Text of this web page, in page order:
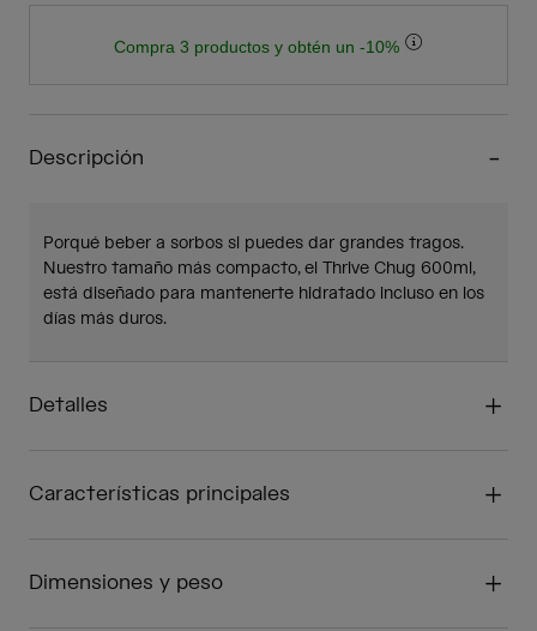
Compra 3 productos y obtén un -10%
Descripción
Porqué beber a sorbos si puedes dar grandes tragos.
Nuestro tamaño más compacto, el Thrive Chug 600ml,
está diseñado para mantenerte hidratado incluso en los
días más duros.
Detalles
Características principales
Dimensiones y peso